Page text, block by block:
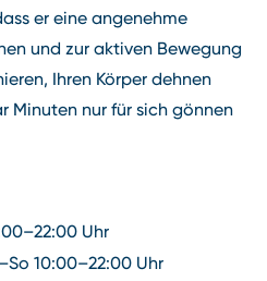
er eine angenehme
und zur aktiven Bewegung
Ihren Körper dehnen
Minuten nur für sich gönnen
Uhr
10:00–22:00 Uhr